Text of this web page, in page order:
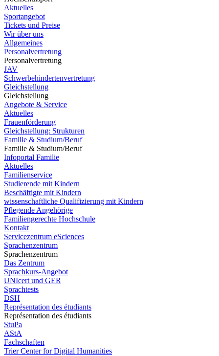
Aktuelles
Sportangebot
Tickets und Preise
Wir über uns
Allgemeines
Personalvertretung
Personalvertretung
JAV
Schwerbehindertenvertretung
Gleichstellung
Gleichstellung
Angebote & Service
Aktuelles
Frauenförderung
Gleichstellung: Strukturen
Familie & Studium/Beruf
Familie & Studium/Beruf
Infoportal Familie
Aktuelles
Familienservice
Studierende mit Kindern
Beschäftigte mit Kindern
wissenschaftliche Qualifizierung mit Kindern
Pflegende Angehörige
Familiengerechte Hochschule
Kontakt
Servicezentrum eSciences
Sprachenzentrum
Sprachenzentrum
Das Zentrum
Sprachkurs-Angebot
UNIcert und GER
Sprachtests
DSH
Représentation des étudiants
Représentation des étudiants
StuPa
AStA
Fachschaften
Trier Center for Digital Humanities